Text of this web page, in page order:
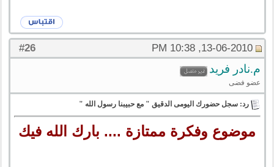
#
26 13-06-2010, 10:38 PM
م.نادر فريد
عضو فضى
رد: سجل حضورك اليومى الدقيق " مع حبيبنا رسول الله "
موضوع وفكرة ممتازة .... بارك الله فيك